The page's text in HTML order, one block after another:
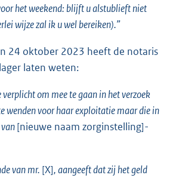
het weekend: blijft u alstublieft niet
wijze zal ik u wel bereiken).”
24 oktober 2023 heeft de notaris
laten weten:
verplicht om mee te gaan in het verzoek
wenden voor haar exploitatie maar die in
[nieuwe naam zorginstelling]-
van mr. [X], aangeeft dat zij het geld